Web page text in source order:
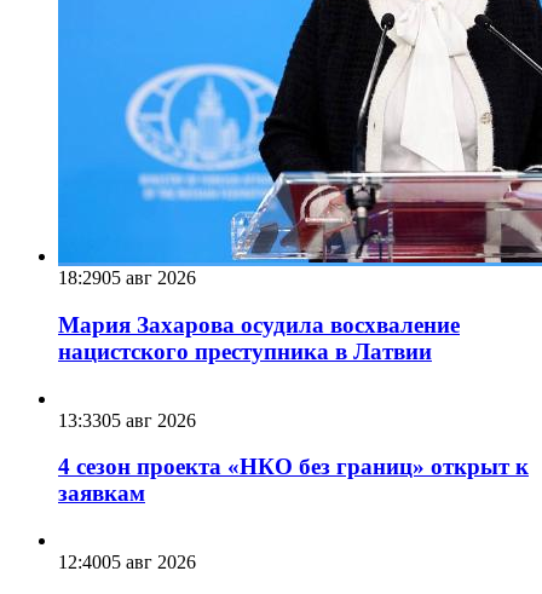
18:2905 авг 2026
Мария Захарова осудила восхваление
нацистского преступника в Латвии
13:3305 авг 2026
4 сезон проекта «НКО без границ» открыт к
заявкам
12:4005 авг 2026